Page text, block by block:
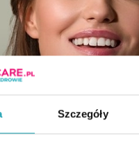
Szczegóły
zatrzymuje